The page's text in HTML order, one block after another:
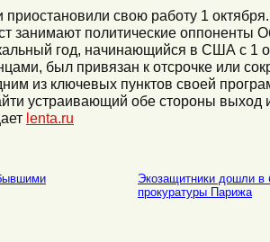
свою работу 1
занимают политические оппоненты
год, начинающийся в США с 1
был привязан к отсрочке или
из ключевых пунктов своей
устраивающий обе стороны выход
lenta.ru
Экозащитники дошли в
прокуратуры Парижа